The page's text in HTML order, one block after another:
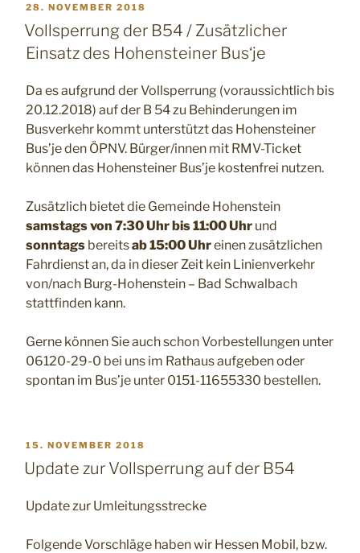
VERÖFFENTLICHT
AM
28. NOVEMBER 2018
Vollsperrung der B54 / Zusätzlicher
Einsatz des Hohensteiner Bus‘je
Da es aufgrund der Vollsperrung (voraussichtlich bis
20.12.2018) auf der B 54 zu Behinderungen im
Busverkehr kommt unterstützt das Hohensteiner
Bus’je den ÖPNV. Bürger/innen mit RMV-Ticket
können das Hohensteiner Bus’je kostenfrei nutzen.
Zusätzlich bietet die Gemeinde Hohenstein
samstags von 7:30 Uhr bis 11:00 Uhr und
sonntags bereitsab 15:00 Uhreinen zusätzlichen
Fahrdienst an, da in dieser Zeit kein Linienverkehr
von/nach Burg-Hohenstein – Bad Schwalbach
stattfinden kann.
Gerne können Sie auch schon Vorbestellungen unter
06120-29-0 bei uns im Rathaus aufgeben oder
spontan im Bus’je unter 0151-11655330 bestellen.
VERÖFFENTLICHT
AM
15. NOVEMBER 2018
Update zur Vollsperrung auf der B54
Update zur Umleitungsstrecke
Folgende Vorschläge haben wir Hessen Mobil, bzw.